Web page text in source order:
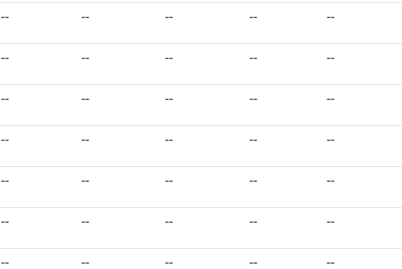
-- -- -- -- --
-- -- -- -- --
-- -- -- -- --
-- -- -- -- --
-- -- -- -- --
-- -- -- -- --
-- -- -- -- --